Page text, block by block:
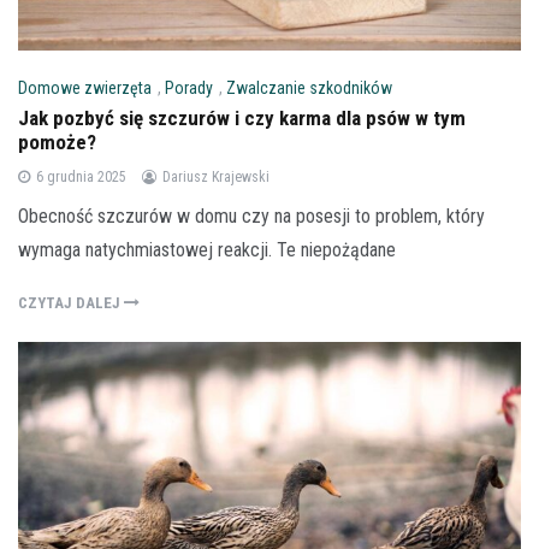
Domowe zwierzęta , Porady , Zwalczanie szkodników
Jak pozbyć się szczurów i czy karma dla psów w tym
pomoże?
6 grudnia 2025 Dariusz Krajewski
Obecność szczurów w domu czy na posesji to problem, który
wymaga natychmiastowej reakcji. Te niepożądane
CZYTAJ DALEJ